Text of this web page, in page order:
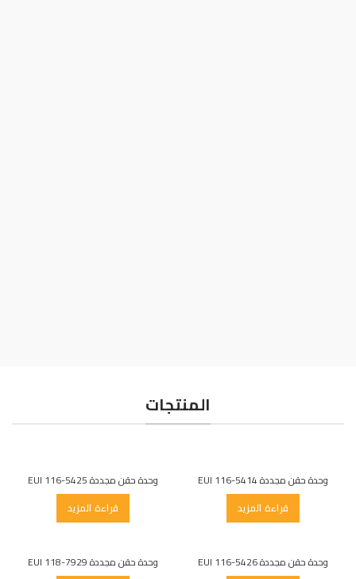
المنتجات
وحدة حقن مجددة EUI 116-5414
قراءة المزيد
وحدة حقن مجددة EUI 116-5425
قراءة المزيد
وحدة حقن مجددة EUI 116-5426
وحدة حقن مجددة EUI 118-7929